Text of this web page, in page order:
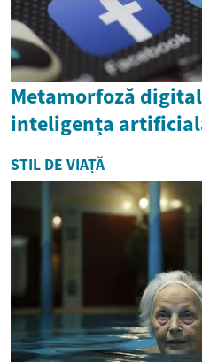
Metamorfoză
inteligența
STIL DE VIAȚĂ